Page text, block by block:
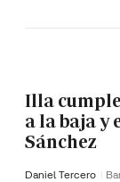
Illa cumple
a la baja y
Sánchez
Daniel Tercero